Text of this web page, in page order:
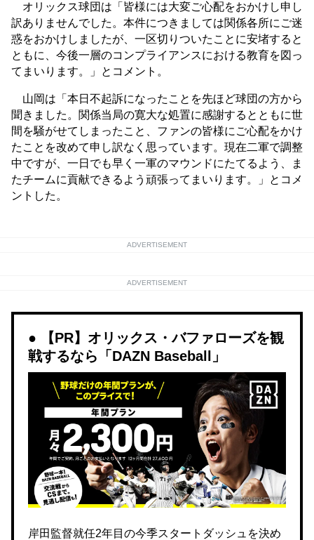
オリックス球団は「皆様には大変ご心配をおかけし申し
訳ありませんでした。本件につきましては関係各所にご迷
惑をおかけしましたが、一区切りついたことに安堵すると
ともに、今後一層のコンプライアンスにおける教育を図っ
てまいります。」とコメント。
山岡は「本日不起訴になったことを先ほど球団の方から
聞きました。関係当局の寛大な処置に感謝するとともに世
間を騒がせてしまったこと、ファンの皆様にご心配をかけ
たことを改めて申し訳なく思っています。現在二軍で調整
中ですが、一日でも早く一軍のマウンドにたてるよう、ま
たチームに貢献できるよう頑張ってまいります。」とコメ
ントした。
ADVERTISEMENT
ADVERTISEMENT
【PR】オリックス・バファローズを観
戦するなら「DAZN Baseball」
岸田監督就任2年目の今季スタートダッシュを決め